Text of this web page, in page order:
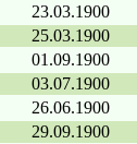
23.03.1900
25.03.1900
01.09.1900
03.07.1900
26.06.1900
29.09.1900